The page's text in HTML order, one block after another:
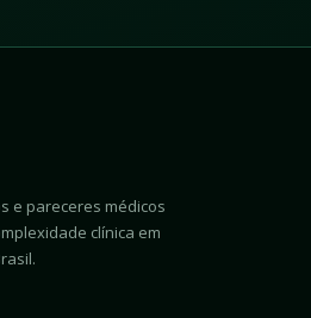
e pareceres médicos
clínica em